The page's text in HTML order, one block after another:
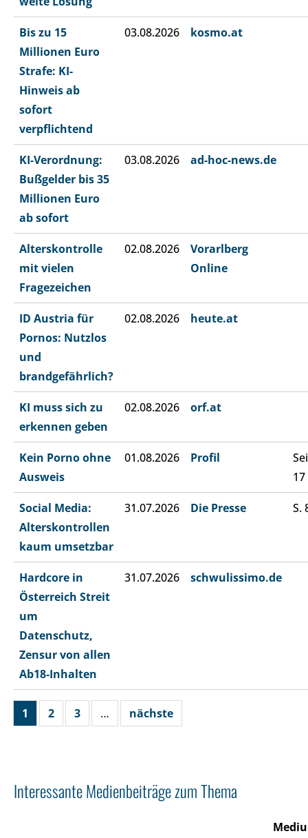
Bis zu 15
Millionen Euro
Strafe: KI-
Hinweis ab
sofort
verpflichtend
03.08.2026 kosmo.at
KI-Verordnung:
Bußgelder bis 35
Millionen Euro
ab sofort
03.08.2026 ad-hoc-news.de
Alterskontrolle
mit vielen
Fragezeichen
02.08.2026
Vorarlberg
Online
ID Austria für
Pornos: Nutzlos
und
brandgefährlich?
02.08.2026 heute.at
KI muss sich zu
erkennen geben
02.08.2026 orf.at
Kein Porno ohne
Ausweis
01.08.2026 Profil
17
Social Media:
Alterskontrollen
kaum umsetzbar
31.07.2026 Die Presse S.
Hardcore in
Österreich Streit
um
Datenschutz,
Zensur von allen
Ab18-Inhalten
31.07.2026 schwulissimo.de
1 2 3 … nächste
Interessante Medienbeiträge zum Thema